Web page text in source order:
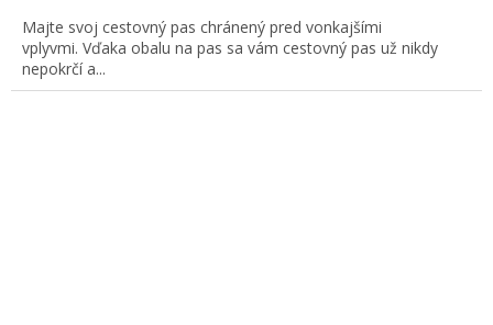
Majte svoj cestovný pas chránený pred vonkajšími
vplyvmi. Vďaka obalu na pas sa vám cestovný pas už nikdy
nepokrčí a...